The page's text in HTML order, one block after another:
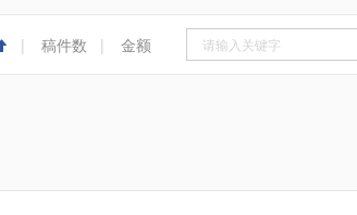
| 稿件数 | 金额